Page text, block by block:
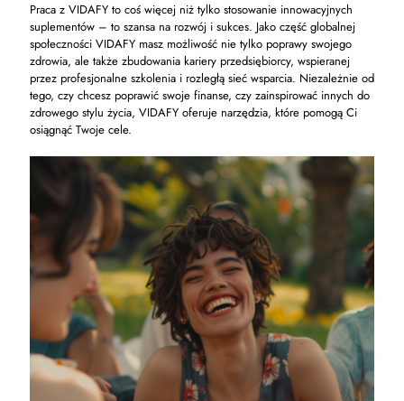
Praca z VIDAFY to coś więcej niż tylko stosowanie innowacyjnych
suplementów – to szansa na rozwój i sukces. Jako część globalnej
społeczności VIDAFY masz możliwość nie tylko poprawy swojego
zdrowia, ale także zbudowania kariery przedsiębiorcy, wspieranej
przez profesjonalne szkolenia i rozległą sieć wsparcia. Niezależnie od
tego, czy chcesz poprawić swoje finanse, czy zainspirować innych do
zdrowego stylu życia, VIDAFY oferuje narzędzia, które pomogą Ci
osiągnąć Twoje cele.